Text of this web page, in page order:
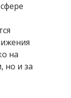
на
но и за